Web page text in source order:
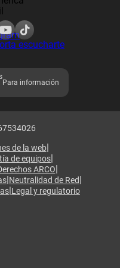
Para información
de la web|
de equipos|
ARCO|
|Neutralidad de Red|
|Legal y regulatorio